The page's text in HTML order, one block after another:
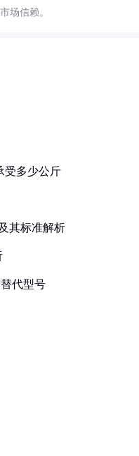
场信赖。
受多少公斤
其标准解析
代型号